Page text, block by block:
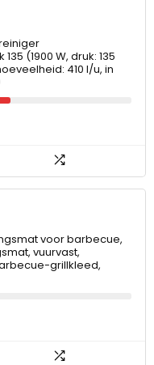
(1900 W, druk: 135
410 l/u, in
voor barbecue,
vuurvast,
grillkleed,